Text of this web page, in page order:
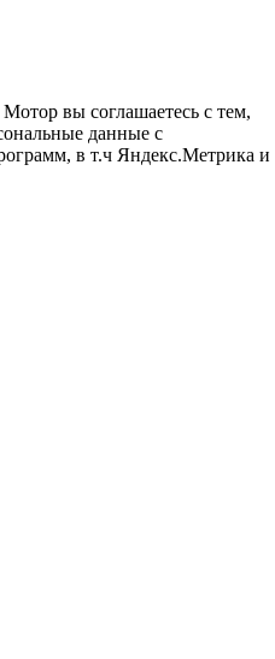
вы соглашаетесь с тем,
данные с
в т.ч Яндекс.Метрика и